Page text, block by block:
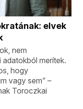
elvek
nem
merítek.
hogy
vagy sem” –
Toroczkai